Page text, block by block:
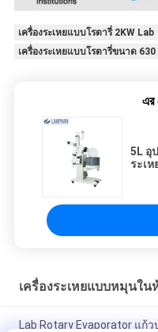
เครื่องระเหยแบบโรตารี่ 2KW Lab
เครื่องระเหยแบบโรตารี่ขนาด
এর
5L อุ
ระเ
เครื่องระเหยแบบหมุนใ
Lab Rotary Evaporator แก้